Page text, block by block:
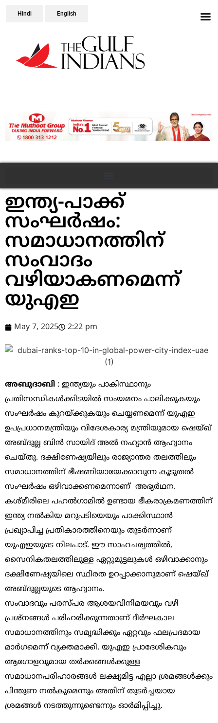
Hindi English
ഇന്ത്യ-പാക്ക്
സംഘർഷം:
സമാധാനത്തിന്
സംവാദം
വഴിയാകണമെന്ന്
യുഎഇ
May 7, 2025 2:22 pm
അബുദാബി : ഇന്ത്യയും പാകിസ്ഥാനും
പ്രതിസന്ധികൾക്കിടയിൽ സംയമനം പാലിക്കുകയും
സംഘർഷം കുറയ്ക്കുകയും ചെയ്യണമെന്ന് യുഎഇ
ഉപപ്രധാനമന്ത്രിയും വിദേശകാര്യ മന്ത്രിയുമായ ഷെയ്ഖ്
അബ്ദുല്ല ബിൻ സായിദ് അൽ നഹ്യാൻ ആഹ്വാനം
ചെയ്തു. ദക്ഷിണേഷ്യയിലും രാജ്യാന്തര തലത്തിലും
സമാധാനത്തിന് ഭീഷണിയായേക്കാവുന്ന കൂടുതൽ
സംഘർഷം ഒഴിവാക്കണമെന്നാണ് അഭ്യർഥന.
കശ്മീരിലെ പഹൽഗാമിൽ ഉണ്ടായ ഭീകരാക്രമണത്തിന്
ഇന്ത്യ നൽകിയ മറുപടിയെയും പാക്കിസ്ഥാൻ
പ്രഖ്യാപിച്ച പ്രതികാരത്തിനെയും തുടർന്നാണ്
യുഎഇയുടെ നിലപാട്. ഈ സാഹചര്യത്തിൽ,
സൈനികതലത്തിലുള്ള ഏറ്റുമുട്ടലുകൾ ഒഴിവാക്കാനും
ദക്ഷിണേഷ്യയിലെ സ്ഥിരത ഉറപ്പാക്കാനുമാണ് ഷെയ്ഖ്
അബ്ദുല്ലയുടെ ആഹ്വാനം.
സംവാദവും പരസ്പര ആശയവിനിമയവും വഴി
പ്രശ്നങ്ങൾ പരിഹരിക്കുന്നതാണ് ദീർഘകാല
സമാധാനത്തിനും സമൃദ്ധിക്കും ഏറ്റവും ഫലപ്രദമായ
മാർഗമെന്ന് വ്യക്തമാക്കി. യുഎഇ പ്രാദേശികവും
ആഗോളവുമായ തർക്കങ്ങൾക്കുള്ള
സമാധാനപരിഹാരങ്ങൾ ലക്ഷ്യമിട്ട എല്ലാ ശ്രമങ്ങൾക്കും
പിന്തുണ നൽകുമെന്നും അതിന് തുടർച്ചയായ
ശ്രമങ്ങൾ നടത്തുന്നുണ്ടെന്നും ഓർമിപ്പിച്ചു.